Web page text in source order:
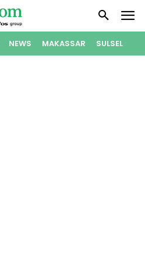
NEWS MAKASSAR SULSEL